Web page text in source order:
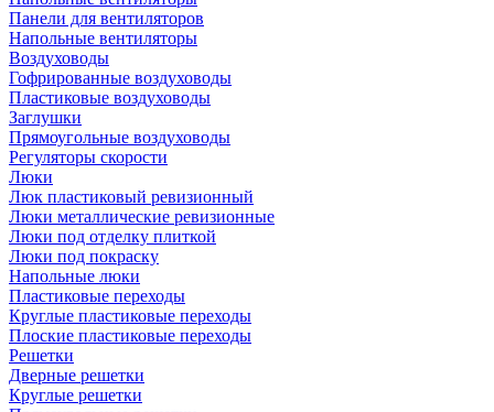
Панели для вентиляторов
Напольные вентиляторы
Воздуховоды
Гофрированные воздуховоды
Пластиковые воздуховоды
Заглушки
Прямоугольные воздуховоды
Регуляторы скорости
Люки
Люк пластиковый ревизионный
Люки металлические ревизионные
Люки под отделку плиткой
Люки под покраску
Напольные люки
Пластиковые переходы
Круглые пластиковые переходы
Плоские пластиковые переходы
Решетки
Дверные решетки
Круглые решетки